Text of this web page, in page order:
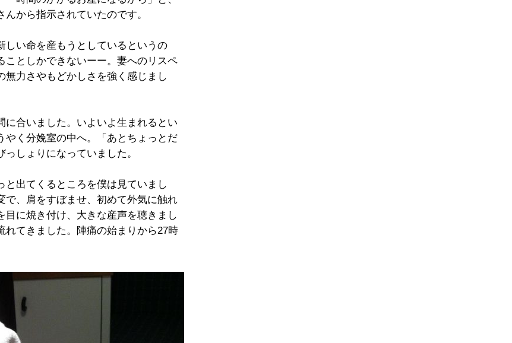
から指示されていたのです。
しい命を産もうとしているというの
ことしかできないーー。妻へのリスペ
無力さやもどかしさを強く感じまし
合いました。いよいよ生まれるとい
やく分娩室の中へ。「あとちょっとだ
しょりになっていました。
出てくるところを僕は見ていまし
で、肩をすぼませ、初めて外気に触れ
目に焼き付け、大きな産声を聴きまし
てきました。陣痛の始まりから27時